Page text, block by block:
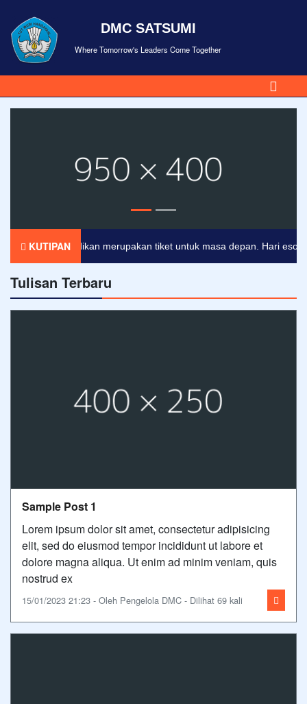
DMC SATSUMI
Where Tomorrow's Leaders Come Together
KUTIPAN
Pendidikan merupakan tiket untuk masa depan. Hari esok
Tulisan Terbaru
Sample Post 1
Lorem ipsum dolor sit amet, consectetur adipisicing
elit, sed do eiusmod tempor incididunt ut labore et
dolore magna aliqua. Ut enim ad minim veniam, quis
nostrud ex
15/01/2023 21:23 - Oleh Pengelola DMC - Dilihat 69 kali